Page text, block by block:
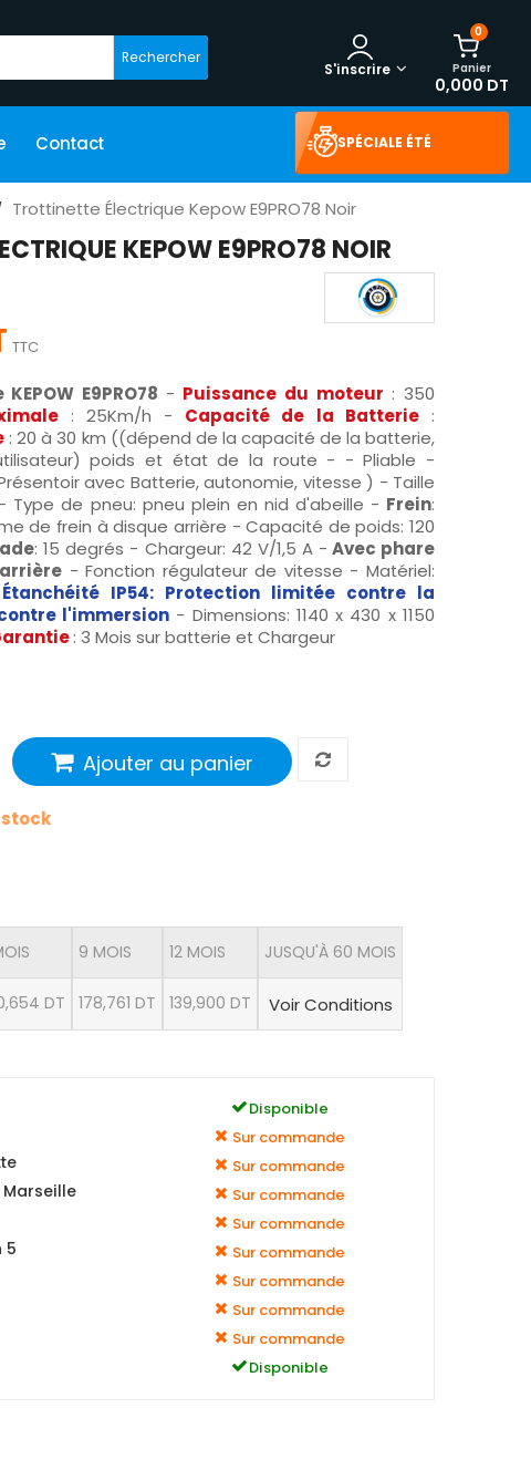
Rechercher
0
Panier
0,000 DT
S'inscrire
Contact SPÉCIALE ÉTÉ
Trottinette Électrique Kepow E9PRO78 Noir
KEPOW E9PRO78 NOIR
TTC
E9PRO78 - Puissance du moteur : 350
: 25Km/h - Capacité de la Batterie:
: 20 à 30 km ((dépend de la capacité de la batterie,
poids et état de la route - - Pliable -
avec Batterie, autonomie, vitesse ) - Taille
Type de pneu: pneu plein en nid d'abeille - Frein:
de frein à disque arrière - Capacité de poids: 120
: 15 degrés - Chargeur: 42 V/1,5 A - Avec phare
- Fonction régulateur de vitesse - Matériel:
Étanchéité IP54: Protection limitée contre la
l'immersion - Dimensions: 1140 x 430 x 1150
: 3 Mois sur batterie et Chargeur
Ajouter au panier
DT
9 MOIS
178,761 DT
12 MOIS
139,900 DT
JUSQU'À 60 MOIS
Voir Conditions
Disponible
Sur commande
Sur commande
Marseille Sur commande
Sur commande
5 Sur commande
Sur commande
Sur commande
Sur commande
Disponible